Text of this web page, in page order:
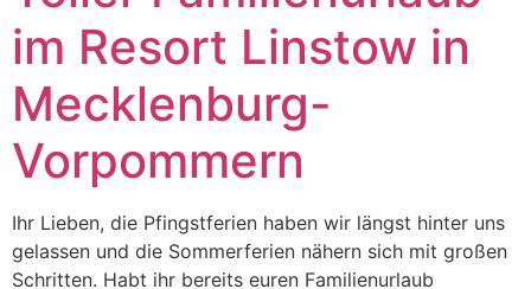
im Resort Linstow in
Mecklenburg-
Vorpommern
Ihr Lieben, die Pfingstferien haben wir längst hinter uns
gelassen und die Sommerferien nähern sich mit großen
Schritten. Habt ihr bereits euren Familienurlaub